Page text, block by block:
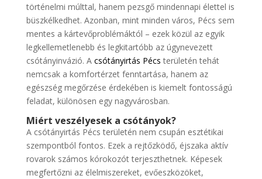
történelmi múlttal, hanem pezsgő mindennapi élettel is
büszkélkedhet. Azonban, mint minden város, Pécs sem
mentes a kártevőproblémáktól – ezek közül az egyik
legkellemetlenebb és legkitartóbb az úgynevezett
csótányinvázió. A csótányirtás Pécs területén tehát
nemcsak a komfortérzet fenntartása, hanem az
egészség megőrzése érdekében is kiemelt fontosságú
feladat, különösen egy nagyvárosban.
Miért veszélyesek a csótányok?
A csótányirtás Pécs területén nem csupán esztétikai
szempontból fontos. Ezek a rejtőzködő, éjszaka aktív
rovarok számos kórokozót terjeszthetnek. Képesek
megfertőzni az élelmiszereket, evőeszközöket,